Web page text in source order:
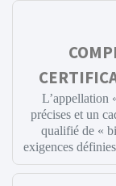
L’appellation
précises et un
qualifié de «
exigences